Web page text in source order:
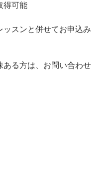
得可能
ッスンと併せてお申込み
ある方は、お問い合わせ